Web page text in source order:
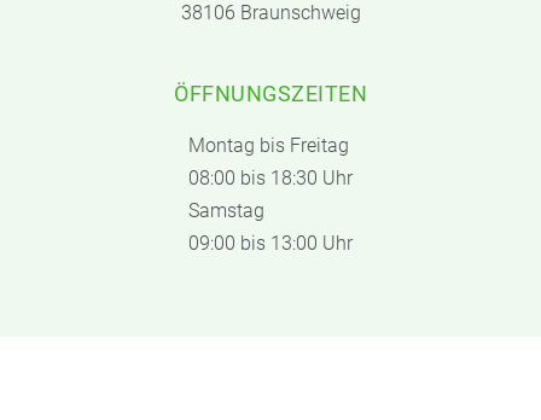
38106 Braunschweig
ÖFFNUNGSZEITEN
Montag bis Freitag
08:00 bis 18:30 Uhr
Samstag
09:00 bis 13:00 Uhr